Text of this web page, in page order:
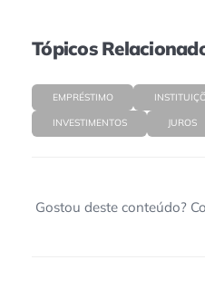
Tópicos
EMPRÉSTIMO
INVESTIMENTOS JUROS
Gostou deste conteúdo?